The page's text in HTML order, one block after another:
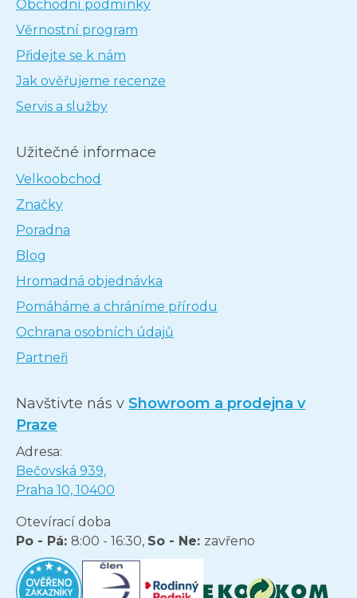
Obchodní podmínky
Věrnostní program
Přidejte se k nám
Jak ověřujeme recenze
Servis a služby
Užitečné informace
Velkoobchod
Značky
Poradna
Blog
Hromadná objednávka
Pomáháme a chráníme přírodu
Ochrana osobních údajů
Partneři
Navštivte nás v Showroom a prodejna v
Praze
Adresa:
Bečovská 939,
Praha 10, 10400
Otevírací doba
Po - Pá: 8:00 - 16:30, So - Ne: zavřeno